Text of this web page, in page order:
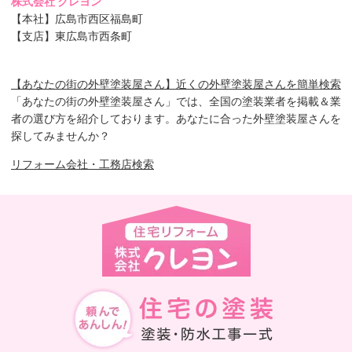
【本社】広島市西区福島町
【支店】東広島市西条町
【あなたの街の外壁塗装屋さん】近くの外壁塗装屋さんを簡単検索
「あなたの街の外壁塗装屋さん」では、全国の塗装業者を掲載＆業
者の選び方を紹介しております。あなたに合った外壁塗装屋さんを
探してみませんか？
リフォーム会社・工務店検索